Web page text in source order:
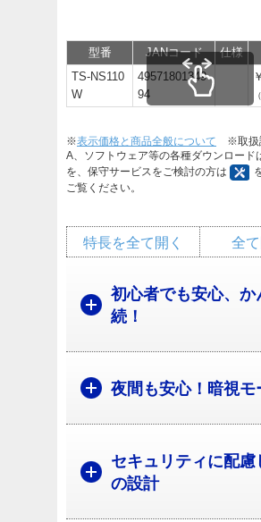
型番 JANコード 仕様
TS-NS110
W
49571801349
94
※表示価格と商品全般について ※取扱
A、ソフトウェア等の各種ダウンロード
を、保守サービスをご検討の方は
ご覧ください。
全
特長を全て開く
初心者でも安心、か
続！
夜間も安心！暗視モ
セキュリティに配慮
の設計